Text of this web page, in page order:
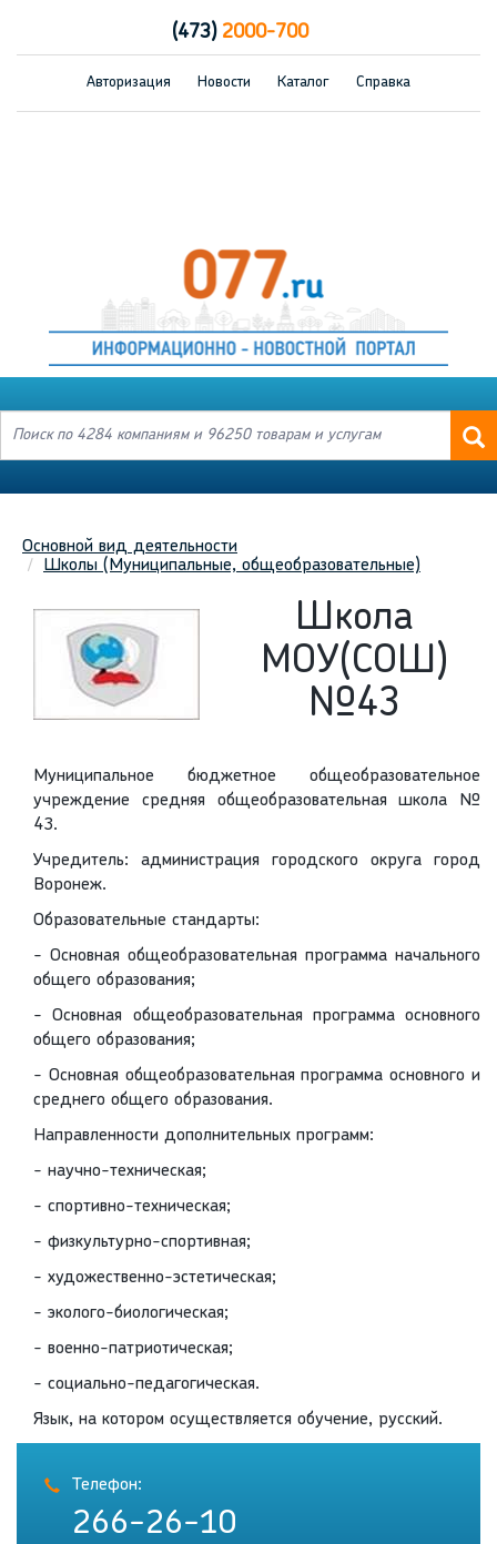
(473)2000-700
Авторизация Новости Каталог Справка
Основной вид деятельности
Школы (Муниципальные, общеобразовательные)
Школа
МОУ(СОШ)
№43
Муниципальное бюджетное общеобразовательное
учреждение средняя общеобразовательная школа №
43.
Учредитель: администрация городского округа город
Воронеж.
Образовательные стандарты:
- Основная общеобразовательная программа начального
общего образования;
- Основная общеобразовательная программа основного
общего образования;
- Основная общеобразовательная программа основного и
среднего общего образования.
Направленности дополнительных программ:
- научно-техническая;
- спортивно-техническая;
- физкультурно-спортивная;
- художественно-эстетическая;
- эколого-биологическая;
- военно-патриотическая;
- социально-педагогическая.
Язык, на котором осуществляется обучение, русский.
Телефон:
266-26-10